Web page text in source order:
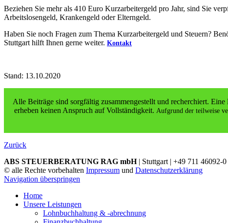
Beziehen Sie mehr als 410 Euro Kurzarbeitergeld pro Jahr, sind Sie
Arbeitslosengeld, Krankengeld oder Elterngeld.
Haben Sie noch Fragen zum Thema Kurzarbeitergeld und Steuern?
Stuttgart hilft Ihnen gerne weiter. Kontakt
Stand: 13.10.2020
Alle Beiträge sind sorgfältig zusammengestellt und recherchiert.
erheben keinen Anspruch auf Vollständigkeit. Aufgrund der teilweise
Zurück
ABS STEUERBERATUNG RAG mbH| Stuttgart | +49 711 46092-0
© alle Rechte vorbehalten Impressum und Datenschutzerklärung
Navigation überspringen
Home
Unsere Leistungen
Lohnbuchhaltung & -abrechnung